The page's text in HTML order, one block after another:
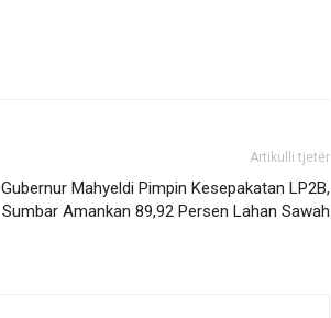
Artikulli tjetër
Gubernur Mahyeldi Pimpin Kesepakatan LP2B,
Sumbar Amankan 89,92 Persen Lahan Sawah